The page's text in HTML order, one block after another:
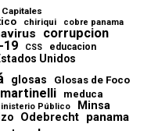
chiriqui cobre panama
corrupcion
19 CSS educacion
Unidos
glosas Glosas de Foco
martinelli meduca
Público Minsa
Odebrecht panama